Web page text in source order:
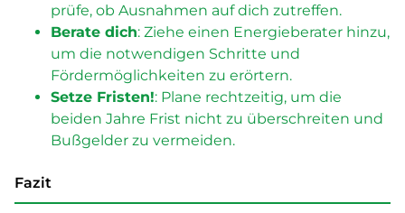
prüfe, ob Ausnahmen auf dich zutreffen.
Berate dich: Ziehe einen Energieberater hinzu,
um die notwendigen Schritte und
Fördermöglichkeiten zu erörtern.
Setze Fristen!: Plane rechtzeitig, um die
beiden Jahre Frist nicht zu überschreiten und
Bußgelder zu vermeiden.
Fazit